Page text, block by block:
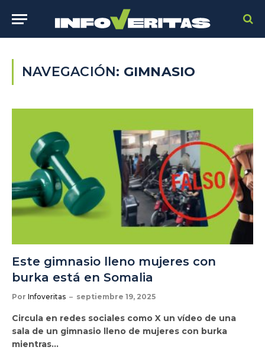
NAVEGACIÓN: GIMNASIO
Este gimnasio lleno mujeres con
burka está en Somalia
Por Infoveritas septiembre 19, 2025
Circula en redes sociales como X un vídeo de una
sala de un gimnasio lleno de mujeres con burka
mientras…